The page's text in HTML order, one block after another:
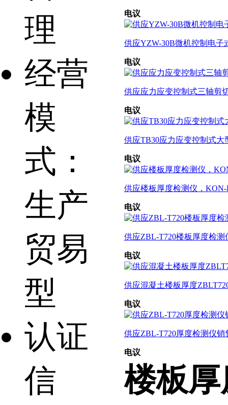
电议
供应YZW-30B微机控制电子
电议
供应应力应变控制式三轴剪
电议
供应TB30应力应变控制式大
电议
供应楼板厚度检测仪，
电议
供应ZBL-T720楼板厚度检测
电议
供应混凝土楼板厚度
电议
供应ZBL-T720厚度检测仪销
电议
楼板
理
经营
模
式：
生产
贸易
型
认证
信